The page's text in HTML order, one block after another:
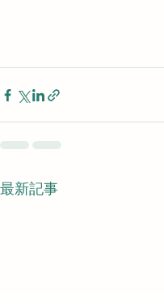
最新記事